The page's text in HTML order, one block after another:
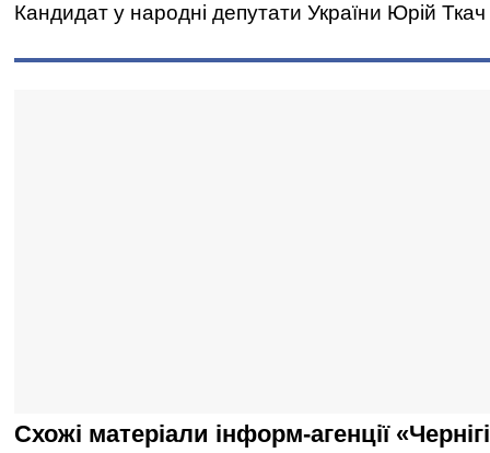
Кандидат у народні депутати України Юрій Ткач
Схожі матеріали інформ-агенції